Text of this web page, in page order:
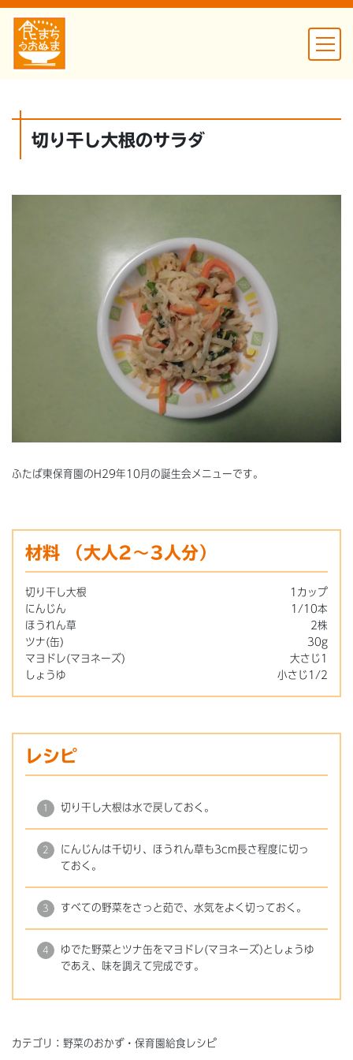
切り干し大根のサラダ
ふたば東保育園のH29年10月の誕生会メニューです。
材料 （大人2～3人分）
切り干し大根
1カップ
にんじん
1/10本
ほうれん草
2株
ツナ(缶)
30g
マヨドレ(マヨネーズ)
大さじ1
しょうゆ
小さじ1/2
レシピ
切り干し大根は水で戻しておく。
にんじんは千切り、ほうれん草も3cm長さ程度に切っ
ておく。
すべての野菜をさっと茹で、水気をよく切っておく。
ゆでた野菜とツナ缶をマヨドレ(マヨネーズ)としょうゆ
であえ、味を調えて完成です。
カテゴリ：野菜のおかず・保育園給食レシピ